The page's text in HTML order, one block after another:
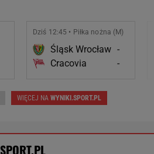
Dziś 12:45 • Piłka nożna (M)
Śląsk Wrocław -
Cracovia
-
WIĘCEJ NAWYNIKI.SPORT.PL
SPORT.PL